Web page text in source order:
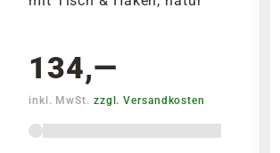
134,—
inkl. MwSt. zzgl. Versandkosten